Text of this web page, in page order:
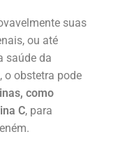
suas
ou até
saúde da
o obstetra pode
como
C, para